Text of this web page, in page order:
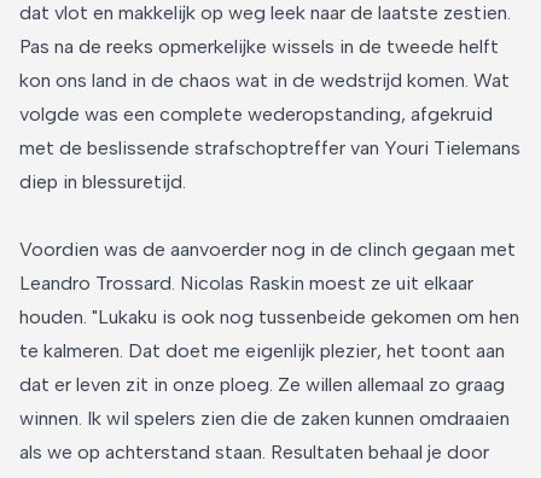
dat vlot en makkelijk op weg leek naar de laatste zestien.
Pas na de reeks opmerkelijke wissels in de tweede helft
kon ons land in de chaos wat in de wedstrijd komen. Wat
volgde was een complete wederopstanding, afgekruid
met de beslissende strafschoptreffer van Youri Tielemans
diep in blessuretijd.
Voordien was de aanvoerder nog in de clinch gegaan met
Leandro Trossard. Nicolas Raskin moest ze uit elkaar
houden. "Lukaku is ook nog tussenbeide gekomen om hen
te kalmeren. Dat doet me eigenlijk plezier, het toont aan
dat er leven zit in onze ploeg. Ze willen allemaal zo graag
winnen. Ik wil spelers zien die de zaken kunnen omdraaien
als we op achterstand staan. Resultaten behaal je door